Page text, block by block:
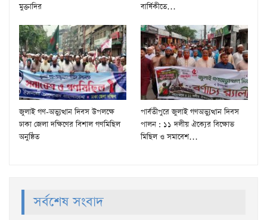
মুক্তাদির
বার্ষিকীতে…
জুলাই গণ-অভ্যুত্থান দিবস উপলক্ষে
ঢাকা জেলা দক্ষিণের বিশাল গণমিছিল
অনুষ্ঠিত
পার্বতীপুরে জুলাই গণঅভ্যুত্থান দিবস
পালন : ১১ দলীয় ঐক্যের বিক্ষোভ
মিছিল ও সমাবেশ…
সর্বশেষ সংবাদ